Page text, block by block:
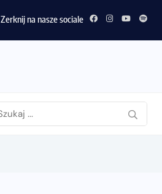
Zerknij na nasze sociale